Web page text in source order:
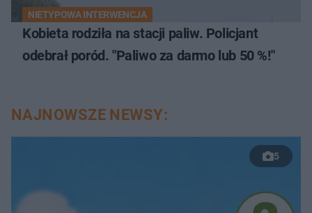
NIETYPOWA INTERWENCJA
Kobieta rodziła na stacji paliw. Policjant
odebrał poród. "Paliwo za darmo lub 50 %!"
NAJNOWSZE NEWSY:
5